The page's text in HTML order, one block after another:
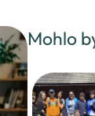
Mohlo